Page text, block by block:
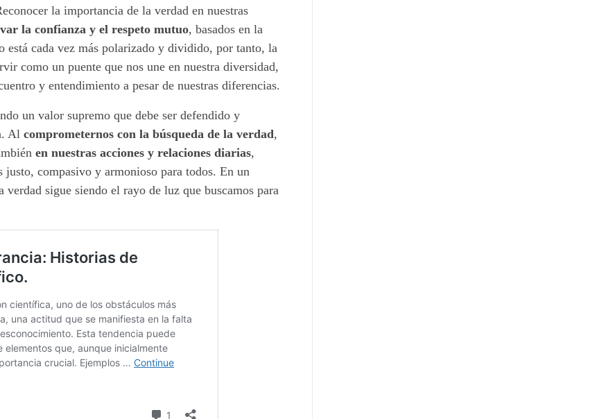
la importancia de la verdad en nuestras
la confianza y el respeto mutuo, basados en la
está cada vez más polarizado y dividido, por tanto, la
como un puente que nos une en nuestra diversidad,
y entendimiento a pesar de nuestras diferencias.
un valor supremo que debe ser defendido y
Al comprometernos con la búsqueda de la verdad,
en nuestras acciones y relaciones diarias,
compasivo y armonioso para todos. En un
sigue siendo el rayo de luz que buscamos para